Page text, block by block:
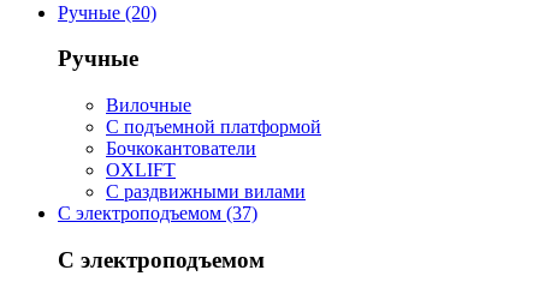
Ручные (20)
Ручные
Вилочные
С подъемной платформой
Бочкокантователи
OXLIFT
С раздвижными вилами
С электроподъемом (37)
С электроподъемом